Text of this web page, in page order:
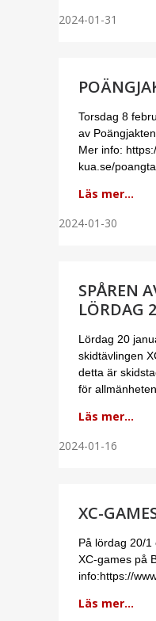
2024-01-31
Torsdag 8
av
Mer info:
kua.se/
Läs mer...
2024-01-30
SPÅREN
LÖRDAG
Lördag 20
skidtävlingen
detta är
för
Läs mer...
2024-01-16
XC-
På lördag 20/1
XC-games på
info:https://
Läs mer...